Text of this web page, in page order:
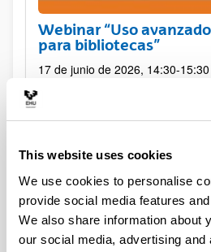
This website uses cookies
We use cookies to personalise
provide social media features
We also share information about
our social media, advertising
Webinar “Uso
para bibliotecas”
17 de junio de 2026, 14:30-15:30